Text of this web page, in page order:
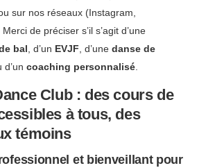
sur nos réseaux (Instagram,
de préciser s’il s’agit d’une
bal , d’un EVJF , d’une danse de
d’un coaching personnalisé.
Club : des cours de
à tous, des
témoins
et bienveillant pour